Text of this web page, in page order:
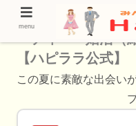
大津で参加できる
ーティー・婚活（
【ハピララ公式】
この夏に素敵な出会い
menu